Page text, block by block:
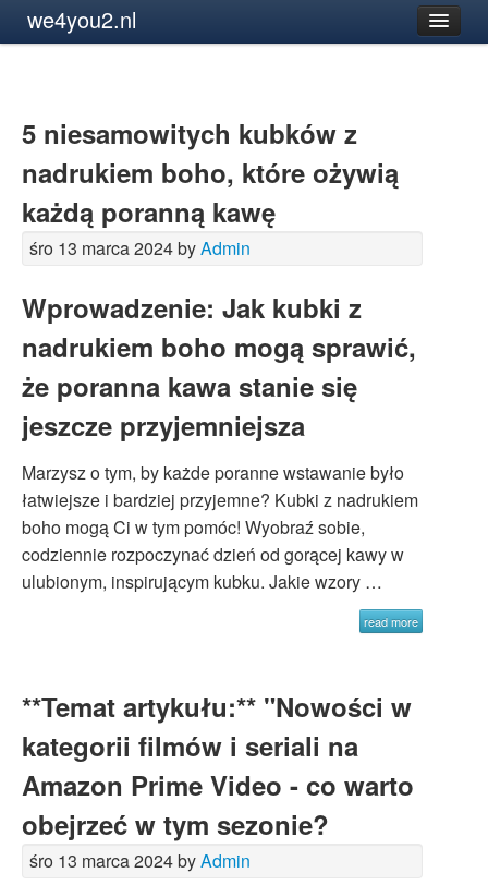
we4you2.nl
5 niesamowitych kubków z
nadrukiem boho, które ożywią
każdą poranną kawę
śro 13 marca 2024 byAdmin
Wprowadzenie: Jak kubki z
nadrukiem boho mogą sprawić,
że poranna kawa stanie się
jeszcze przyjemniejsza
Marzysz o tym, by każde poranne wstawanie było
łatwiejsze i bardziej przyjemne? Kubki z nadrukiem
boho mogą Ci w tym pomóc! Wyobraź sobie,
codziennie rozpoczynać dzień od gorącej kawy w
ulubionym, inspirującym kubku. Jakie wzory …
read more
**Temat artykułu:** "Nowości w
kategorii filmów i seriali na
Amazon Prime Video - co warto
obejrzeć w tym sezonie?
śro 13 marca 2024 byAdmin